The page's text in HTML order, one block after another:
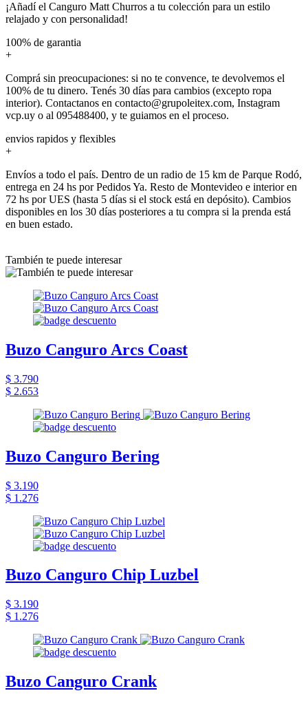
¡Añadí el Canguro Matt Churros a tu colección para un estilo
relajado y con personalidad!
100% de garantia
+
Comprá sin preocupaciones: si no te convence, te devolvemos el
100% de tu dinero. Tenés 30 días para cambios (excepto ropa
interior). Contactanos en contacto@grupoleitex.com, Instagram
vcp.uy o al 095488400, y te guiamos en el proceso.
envios rapidos y flexibles
+
Envíos a todo el país. Dentro de un radio de 15 km de Parque Rodó,
entrega en 24 hs por Pedidos Ya. Resto de Montevideo e interior en
72 hs por UES (hasta 5 días si el stock está en depósito). Cambios
disponibles en los 30 días posteriores a tu compra si la prenda está
en buen estado.
También te puede interesar
Buzo Canguro Arcs Coast
$ 3.790
$ 2.653
Buzo Canguro Bering
$ 3.190
$ 1.276
Buzo Canguro Chip Luzbel
$ 3.190
$ 1.276
Buzo Canguro Crank